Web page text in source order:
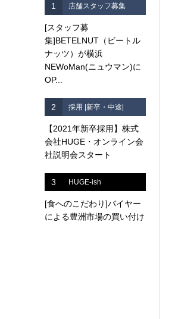
1 店舗スタッフ募集
[スタッフ募
集]BETELNUT（ビートル
ナッツ）が横浜
NEWoMan(ニュウマン)に
OP...
2 採用 |新卒・中途|
【2021年新卒採用】株式
会社HUGE・オンライン会
社説明会スタート
3 HUGE-ish
[食へのこだわり]バイヤー
による豊洲市場の買い付け